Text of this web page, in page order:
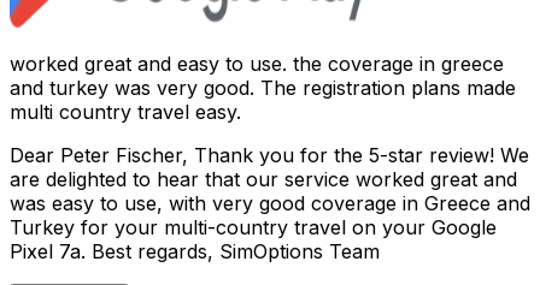
worked great and easy to use. the coverage in greece
and turkey was very good. The registration plans made
multi country travel easy.
Dear Peter Fischer, Thank you for the 5-star review! We
are delighted to hear that our service worked great and
was easy to use, with very good coverage in Greece and
Turkey for your multi-country travel on your Google
Pixel 7a. Best regards, SimOptions Team